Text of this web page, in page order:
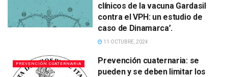
clínicos de la vacuna Gardasil
contra el VPH: un estudio de
caso de Dinamarca’.
11 OCTUBRE, 2024
PREVENCIÓN CUATERNARIA
Prevención cuaternaria: se
pueden y se deben limitar los